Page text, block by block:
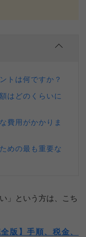
トは何ですか？
はどのくらいに
費用がかかりま
めの最も重要な
」という方は、こち
版】手順、税金、